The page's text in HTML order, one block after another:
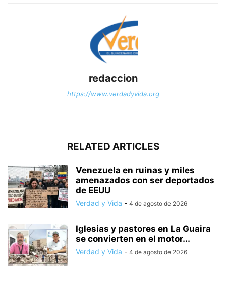
redaccion
https://www.verdadyvida.org
RELATED ARTICLES
Venezuela en ruinas y miles
amenazados con ser deportados
de EEUU
Verdad y Vida - 4 de agosto de 2026
Iglesias y pastores en La Guaira
se convierten en el motor...
Verdad y Vida - 4 de agosto de 2026